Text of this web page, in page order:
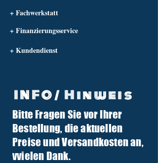
+ Fachwerkstatt
+ Finanzierungsservice
+ Kundendienst
info@tuber-traktor.de
+49 (0) 4406-9568797
INFO/ Hinweis
Bitte Fragen Sie vor Ihrer
Bestellung, die aktuellen
Preise und Versandkosten an,
vvielen Dank.